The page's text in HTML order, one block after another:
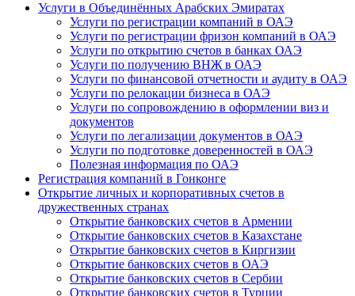
Услуги в Объединённых Арабских Эмиратах
Услуги по регистрации компаний в ОАЭ
Услуги по регистрации фризон компаний в ОАЭ
Услуги по открытию счетов в банках ОАЭ
Услуги по получению ВНЖ в ОАЭ
Услуги по финансовой отчетности и аудиту в ОАЭ
Услуги по релокации бизнеса в ОАЭ
Услуги по сопровождению в оформлении виз и
документов
Услуги по легализации документов в ОАЭ
Услуги по подготовке доверенностей в ОАЭ
Полезная информация по ОАЭ
Регистрация компаний в Гонконге
Открытие личных и корпоративных счетов в
дружественных странах
Открытие банковских счетов в Армении
Открытие банковских счетов в Казахстане
Открытие банковских счетов в Киргизии
Открытие банковских счетов в ОАЭ
Открытие банковских счетов в Сербии
Открытие банковских счетов в Турции